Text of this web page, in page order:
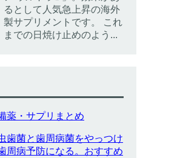
るとして人気急上昇の海外
製サプリメントです。 これ
までの日焼け止めのよう...
薬・サプリまとめ
歯菌と歯周病菌をやっつけ
周病予防になる。おすすめ